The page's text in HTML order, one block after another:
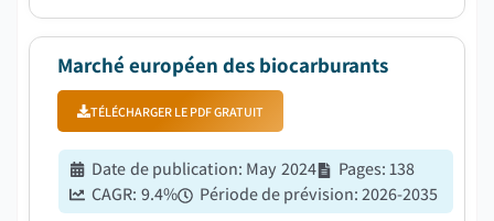
Inc....
Marché européen des biocarburants
TÉLÉCHARGER LE PDF GRATUIT
Date de publication: May 2024 Pages:138
CAGR: 9.4% Période de prévision:2026-2035